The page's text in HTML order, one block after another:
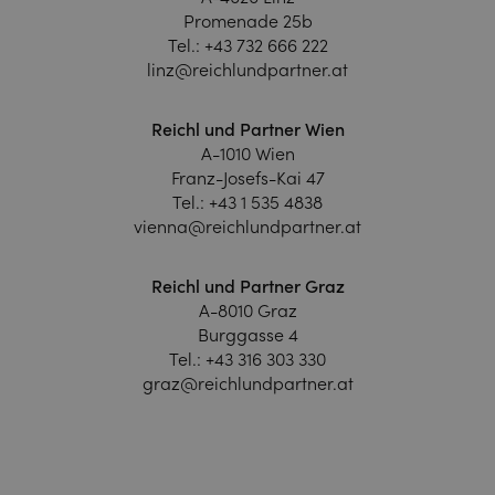
Promenade 25b
Tel.: +43 732 666 222
linz@reichlundpartner.at
Reichl und Partner Wien
A-1010 Wien
Franz-Josefs-Kai 47
Tel.: +43 1 535 4838
vienna@reichlundpartner.at
Reichl und Partner Graz
A-8010 Graz
Burggasse 4
Tel.: +43 316 303 330
graz@reichlundpartner.at